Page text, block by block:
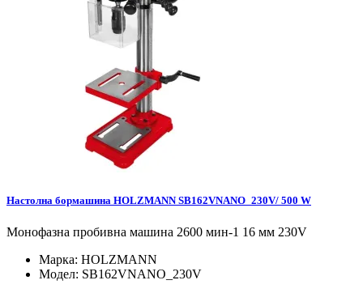
Настолна бормашина HOLZMANN SB162VNANO_230V/ 500 W
Монофазна пробивна машина 2600 мин-1 16 мм 230V
Марка: HOLZMANN
Модел: SB162VNANO_230V